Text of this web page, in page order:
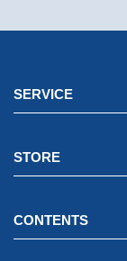
SERVICE
STORE
CONTENTS